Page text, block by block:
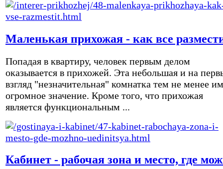
Маленькая прихожая - как все
Попадая в квартиру, человек первым делом
оказывается в прихожей. Эта небольшая и на
взгляд "незначительная" комнатка тем не менее
огромное значение. Кроме того, что прихожая
является функциональным ...
Кабинет - рабочая зона и место, где